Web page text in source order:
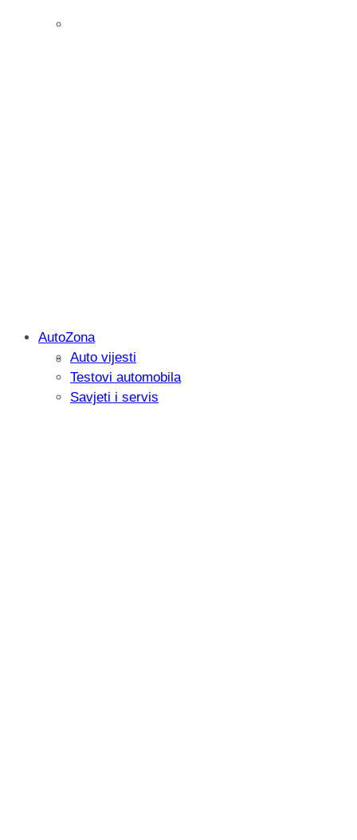
Savjetujemo: Što učiniti kada vaš
AutoZona
Auto vijesti
Testovi automobila
Savjeti i servis